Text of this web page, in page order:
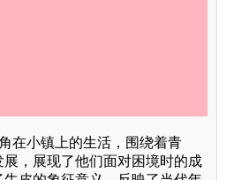
在小镇上的生活，围绕着青
，展现了他们面对困境时的成